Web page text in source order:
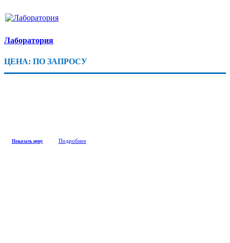
Лаборатория
ЦЕНА: ПО ЗАПРОСУ
Показать цену Подробнее